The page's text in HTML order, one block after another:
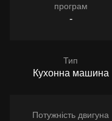
програм
-
Тип
Кухонна машина
Потужність двигуна